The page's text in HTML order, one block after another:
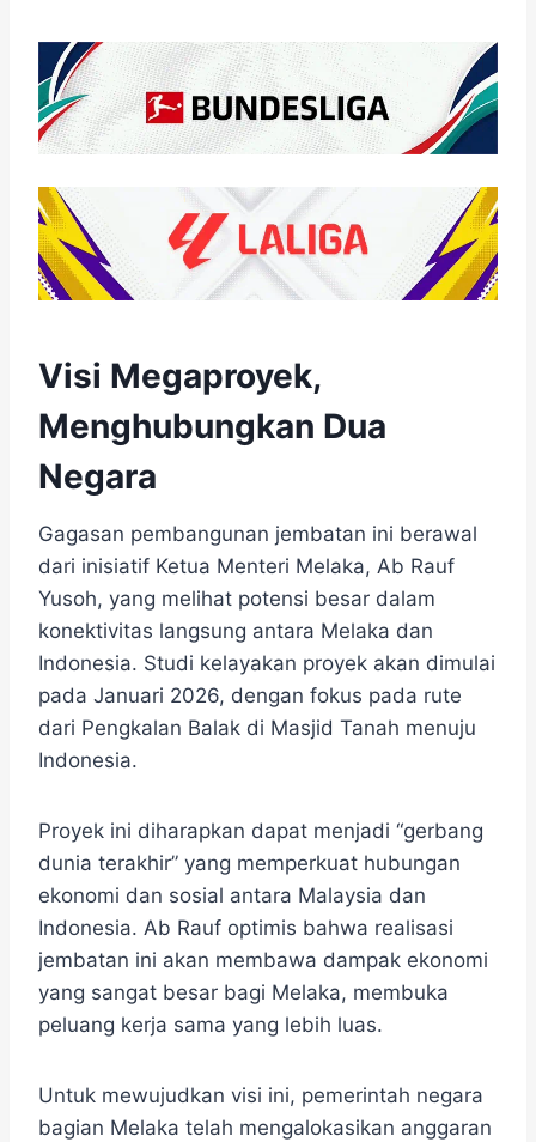
Visi Megaproyek,
Menghubungkan Dua
Negara
Gagasan pembangunan jembatan ini berawal
dari inisiatif Ketua Menteri Melaka, Ab Rauf
Yusoh, yang melihat potensi besar dalam
konektivitas langsung antara Melaka dan
Indonesia. Studi kelayakan proyek akan dimulai
pada Januari 2026, dengan fokus pada rute
dari Pengkalan Balak di Masjid Tanah menuju
Indonesia.
Proyek ini diharapkan dapat menjadi “gerbang
dunia terakhir” yang memperkuat hubungan
ekonomi dan sosial antara Malaysia dan
Indonesia. Ab Rauf optimis bahwa realisasi
jembatan ini akan membawa dampak ekonomi
yang sangat besar bagi Melaka, membuka
peluang kerja sama yang lebih luas.
Untuk mewujudkan visi ini, pemerintah negara
bagian Melaka telah mengalokasikan anggaran